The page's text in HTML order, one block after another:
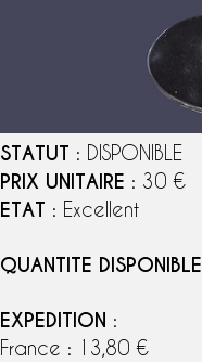
STATUT : DISPONIBLE
PRIX UNITAIRE : 30 €
ETAT : Excellent
QUANTITE DISPONIBLE
EXPEDITION :
France : 13,80 €